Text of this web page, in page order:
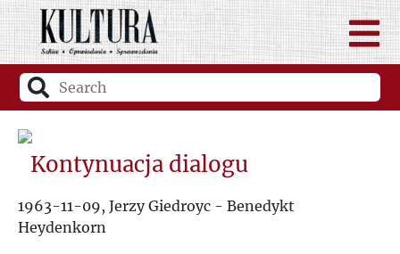
Kontynuacja dialogu
1963-11-09, Jerzy Giedroyc - Benedykt
Heydenkorn